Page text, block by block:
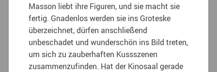
Masson liebt ihre Figuren, und sie macht sie
fertig. Gnadenlos werden sie ins Groteske
überzeichnet, dürfen anschließend
unbeschadet und wunderschön ins Bild treten,
um sich zu zauberhaften Kussszenen
zusammenzufinden. Hat der Kinosaal gerade